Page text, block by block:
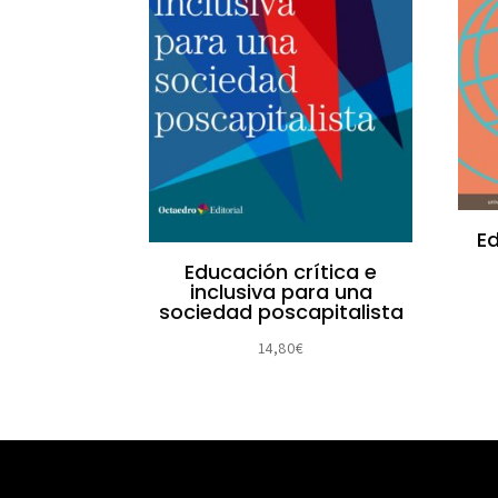
Educación crítica e
inclusiva para una
sociedad poscapitalista
14,80€